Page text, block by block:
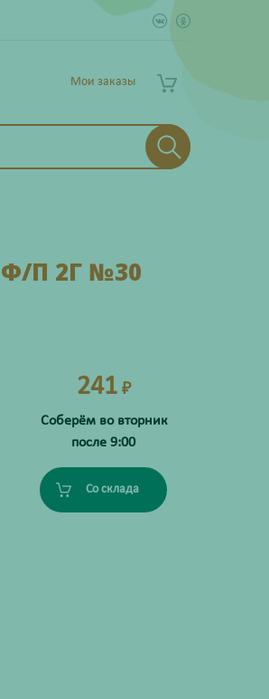
Мои заказы
П 2Г №30
241 ₽
Соберём во вторник
после 9:00
Со склада